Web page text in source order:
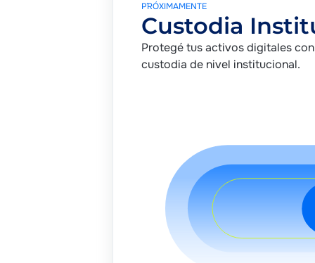
P´RÓXIMAMENTE
Custodia
Protegé tus activos digitales
custodia de nivel institucional.